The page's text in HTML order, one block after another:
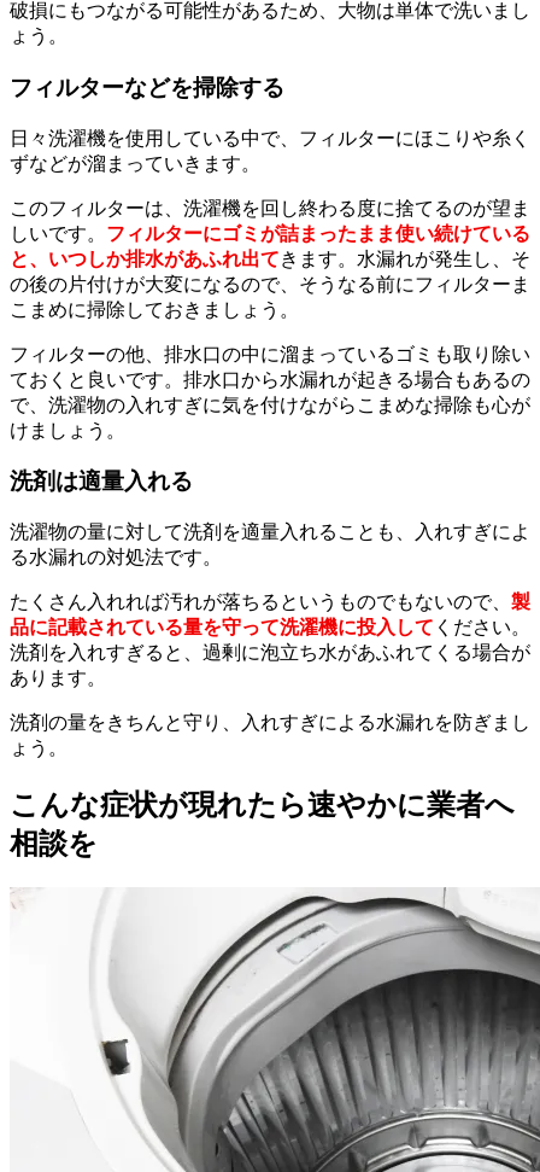
破損にもつながる可能性があるため、大物は単体で洗いまし
ょう。
フィルターなどを掃除する
日々洗濯機を使用している中で、フィルターにほこりや糸く
ずなどが溜まっていきます。
このフィルターは、洗濯機を回し終わる度に捨てるのが望ま
しいです。 フィルターにゴミが詰まったまま使い続けている
と、いつしか排水があふれ出てきます。水漏れが発生し、そ
の後の片付けが大変になるので、そうなる前にフィルターま
こまめに掃除しておきましょう。
フィルターの他、排水口の中に溜まっているゴミも取り除い
ておくと良いです。排水口から水漏れが起きる場合もあるの
で、洗濯物の入れすぎに気を付けながらこまめな掃除も心が
けましょう。
洗剤は適量入れる
洗濯物の量に対して洗剤を適量入れることも、入れすぎによ
る水漏れの対処法です。
たくさん入れれば汚れが落ちるというものでもないので、 製
品に記載されている量を守って洗濯機に投入して ください。
洗剤を入れすぎると、過剰に泡立ち水があふれてくる場合が
あります。
洗剤の量をきちんと守り、入れすぎによる水漏れを防ぎまし
ょう。
こんな症状が現れたら速やかに業者へ
相談を